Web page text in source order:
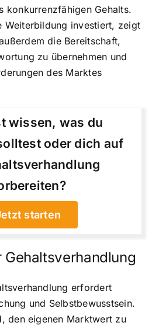
konkurrenzfähigen Gehalts.
Weiterbildung investiert, zeigt
die Bereitschaft,
zu übernehmen und
des Marktes
wissen, was du
oder dich auf
starten
Gehaltsverhandlung
erfordert
und Selbstbewusstsein.
den eigenen Marktwert zu